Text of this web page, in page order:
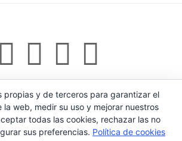
Tema: Voguede Kaira
propias y de terceros para garantizar el
la web, medir su uso y mejorar nuestros
todas las cookies, rechazar las no
sus preferencias. Política de cookies